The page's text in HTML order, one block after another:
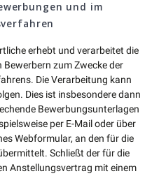
und im
erhebt und verarbeitet die
zum Zwecke der
Die Verarbeitung kann
Dies ist insbesondere dann
Bewerbungsunterlagen
per E-Mail oder über
Webformular, an den für die
Schließt der für die
Anstellungsvertrag mit einem